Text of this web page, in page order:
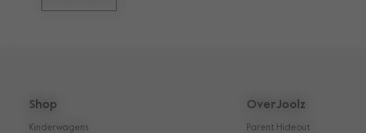
Shop
Kinderwagens
OverJoolz
Parent Hideout